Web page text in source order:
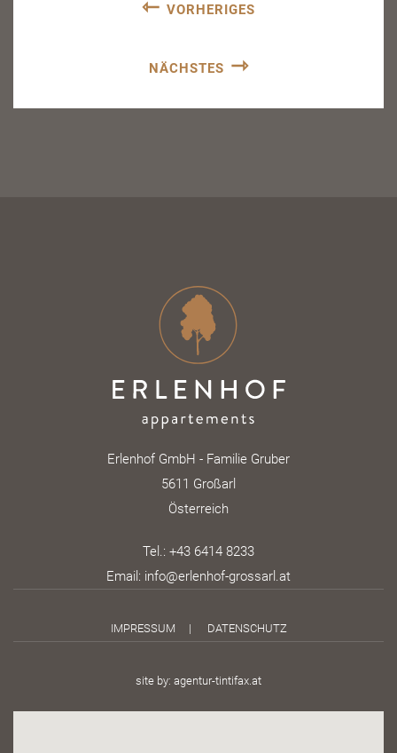
VORHERIGES
NÄCHSTES
Erlenhof GmbH - Familie Gruber
5611 Großarl
Österreich
Tel.: +43 6414 8233
Email: info@erlenhof-grossarl.at
IMPRESSUM | DATENSCHUTZ
site by: agentur-tintifax.at